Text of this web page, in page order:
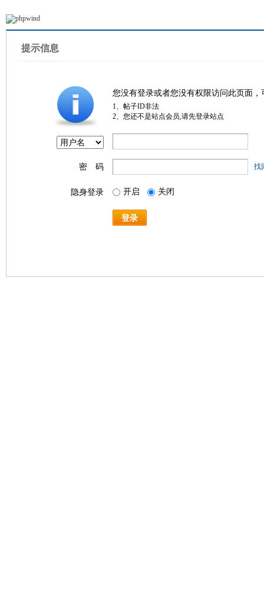
提示信息
您没有登录或者您没有权限访问此页面
1、帖子ID非法
2、您还不是站点会员,请先登录站点
密 码 找
隐身登录 开启 关闭
登录